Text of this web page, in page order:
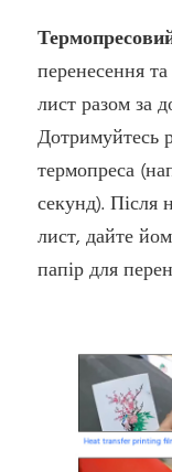
перенесення
лист разом за
Дотримуйтесь
термопреса
секунд). Після
лист, дайте
папір для